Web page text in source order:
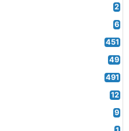
2
6
451
49
491
12
9